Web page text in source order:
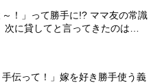
～！」って勝手に!? ママ友の常識
次に貸してと言ってきたのは…
手伝って！」嫁を好き勝手使う義